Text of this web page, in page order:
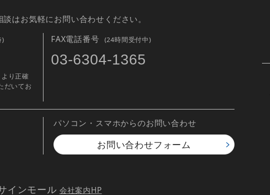
はお気軽にお問い合わせください。
)
り正確
だいてお
FAX電話番号 (24時間受付中)
03-6304-1365
パソコン・スマホからのお問い合わせ
お問い合わせフォーム
インモール 会社案内HP